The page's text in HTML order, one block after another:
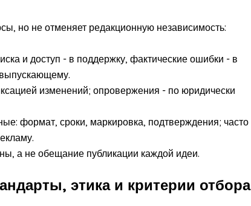
но не отменяет редакционную независимость:
и доступ - в поддержку, фактические ошибки - в
изменений; опровержения - по юридически
формат, сроки, маркировка, подтверждения; часто
а не обещание публикации каждой идеи.
этика и критерии отбора